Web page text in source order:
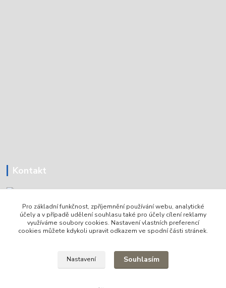
Kontakt
Tomáš Holoubek
+420736720979
Pro základní funkčnost, zpříjemnění používání webu, analytické
účely a v případě udělení souhlasu také pro účely cílení reklamy
využíváme soubory cookies. Nastavení vlastních preferencí
cookies můžete kdykoli upravit odkazem ve spodní části stránek.
Nastavení Souhlasím